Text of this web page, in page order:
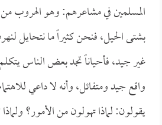
المسلمين في مشاعرهم: وهو الهروب من
بشتى الحيل، فنحن كثيراً ما نتحايل
غير جيد، فأحياناً تجد بعض الناس
واقع جيد ومتفائل، وأنه لا داعي
يقولون: لماذا تهولون من الأمور؟